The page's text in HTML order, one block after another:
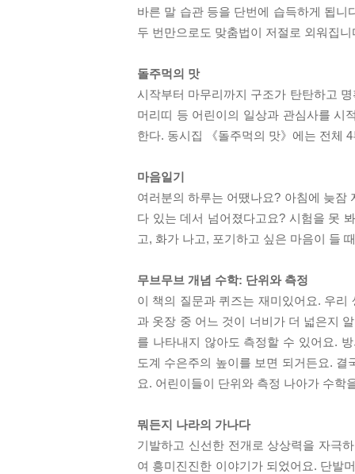
바른 말 습관 등을 단번에 습득하게 됩
두 번만으로도 맞춤법이 저절로 외워집
돌주먹의 맛
시작부터 마무리까지 구조가 탄탄하고
머리띠 등 어린이의 일상과 관심사를 시
한다. 동시집 《돌주먹의 맛》에는 전체
마음일기
여러분의 하루는 어땠나요? 아침에 늦잠
다 있는 데서 넘어졌다고요? 시험을 못
고, 화가 나고, 포기하고 싶은 마음이 들
무브무브 개념 수학: 단위와 측정
이 책의 질문과 퀴즈는 재미있어요. 우
과 옷장 중 어느 것이 너비가 더 넓은지
를 나타내지 않아도 측정할 수 있어요.
도계 수은주의 높이를 보면 되거든요.
요. 어린이들이 단위와 측정 나아가 수학
뭐든지 나라의 가나다
기발하고 신선한 전개로 상상력을 자극
여 흥미진진한 이야기가 되었어요. 단발